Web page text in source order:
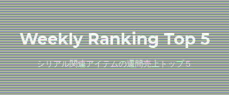
Weekly Ranking Top 5
シリアル関連アイテムの週間売上トップ５